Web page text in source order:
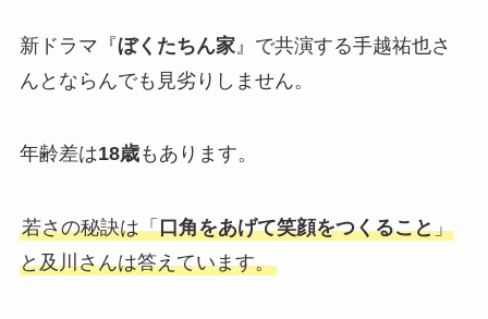
新ドラマ『ぼくたちん家』で共演する手越祐也さ
んとならんでも見劣りしません。
年齢差は18歳もあります。
若さの秘訣は「口角をあげて笑顔をつくること」
と及川さんは答えています。